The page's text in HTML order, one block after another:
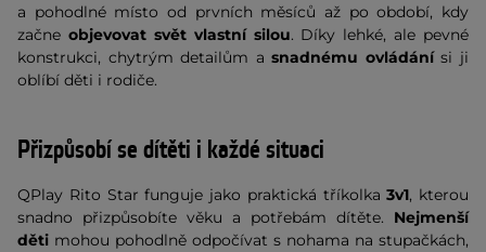
a pohodlné místo od prvních měsíců až po období, kdy
začne objevovat svět vlastní silou. Díky lehké, ale pevné
konstrukci, chytrým detailům a snadnému ovládánísi ji
oblíbí děti i rodiče.
Přizpůsobí se dítěti i každé situaci
QPlay Rito Star funguje jako praktická tříkolka3v1, kterou
snadno přizpůsobíte věku a potřebám dítěte. Nejmenší
děti mohou pohodlně odpočívat s nohama na stupačkách,